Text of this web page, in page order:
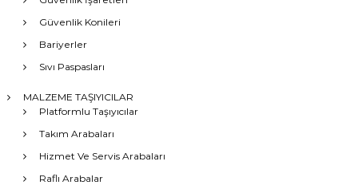
Güvenlik Konileri
Bariyerler
Sıvı Paspasları
MALZEME TAŞIYICILAR
Platformlu Taşıyıcılar
Takım Arabaları
Hizmet Ve Servis Arabaları
Raflı Arabalar